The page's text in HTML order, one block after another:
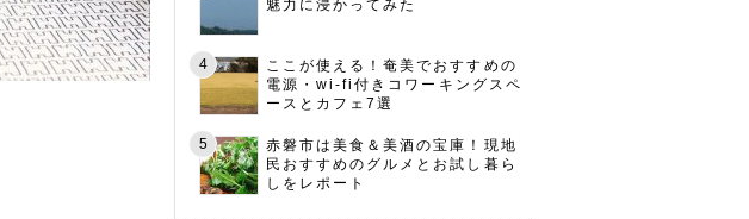
魅力に浸かってみた
ここが使える！奄美でおすすめの
電源・wi-fi付きコワーキングスペ
ースとカフェ7選
赤磐市は美食＆美酒の宝庫！現地
民おすすめのグルメとお試し暮ら
しをレポート